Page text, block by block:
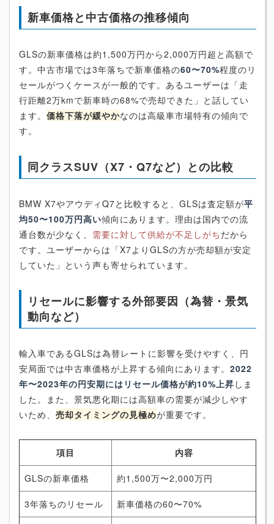
新車価格と中古価格の推移傾向
GLSの新車価格は約1,500万円から2,000万円超と高額で
す。中古市場では3年落ちで新車価格の60〜70%程度のリ
セールがつくケースが一般的です。あるユーザーは「走
行距離2万kmで新車時の68%で売却できた」と話してい
ます。 価格下落が緩やかなのは高級車市場特有の傾向で
す。
同クラスSUV（X7・Q7など）との比較
BMW X7やアウディQ7と比較すると、GLSは査定額が平
均50〜100万円高い傾向にあります。理由は国内での流
通台数が少なく、 需要に対して供給が不足しがちだから
です。ユーザーからは「X7よりGLSの方が売却額が安定
していた」という声も寄せられています。
リセールに影響する外部要因（為替・景気
動向など）
輸入車であるGLSは為替レートに影響を受けやすく、円
安局面では中古車価格が上昇する傾向にあります。 2022
年〜2023年の円安期にはリセール価格が約10%上昇 しま
した。また、景気悪化期には高額車の需要が減少しやす
いため、 売却タイミングの見極めが重要です。
項目 内容
GLSの新車価格 約1,500万〜2,000万円
3年落ちのリセール 新車価格の60〜70%